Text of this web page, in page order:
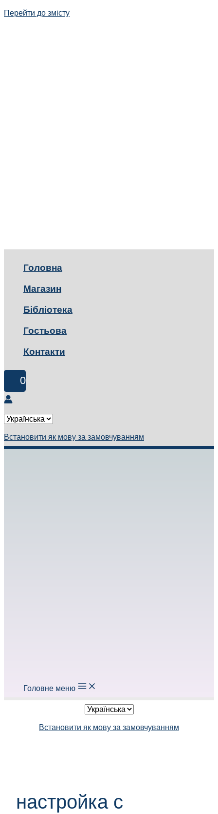
Перейти до змісту
Головна
Магазин
Бібліотека
Гостьова
Контакти
0
Встановити як мову за замовчуванням
Головне меню
Встановити як мову за замовчуванням
настройка с